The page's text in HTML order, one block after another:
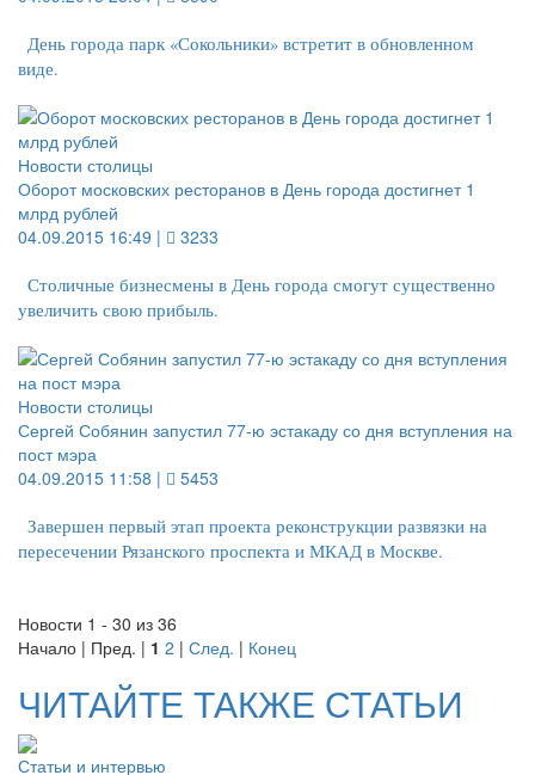
День города парк «Сокольники» встретит в обновленном
виде.
Новости столицы
Оборот московских ресторанов в День города достигнет 1
млрд рублей
04.09.2015 16:49 |
3233
Столичные бизнесмены в День города смогут существенно
увеличить свою прибыль.
Новости столицы
Сергей Собянин запустил 77-ю эстакаду со дня вступления на
пост мэра
04.09.2015 11:58 |
5453
Завершен первый этап проекта реконструкции развязки на
пересечении Рязанского проспекта и МКАД в Москве.
Новости 1 - 30 из 36
Начало | Пред. | 1 2 | След. | Конец
ЧИТАЙТЕ ТАКЖЕ СТАТЬИ
Статьи и интервью